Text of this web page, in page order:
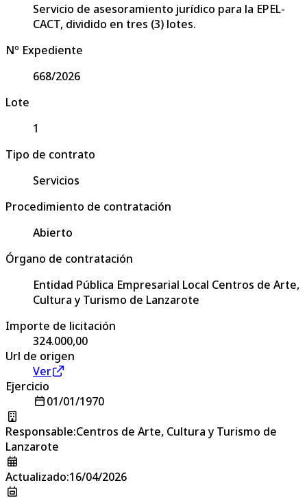
Servicio de asesoramiento jurídico para la EPEL-
CACT, dividido en tres (3) lotes.
Nº Expediente
668/2026
Lote
1
Tipo de contrato
Servicios
Procedimiento de contratación
Abierto
Órgano de contratación
Entidad Pública Empresarial Local Centros de Arte,
Cultura y Turismo de Lanzarote
Importe de licitación
324.000,00
Url de origen
Ver
Ejercicio
01/01/1970
Responsable:Centros de Arte, Cultura y Turismo de
Lanzarote
Actualizado:16/04/2026